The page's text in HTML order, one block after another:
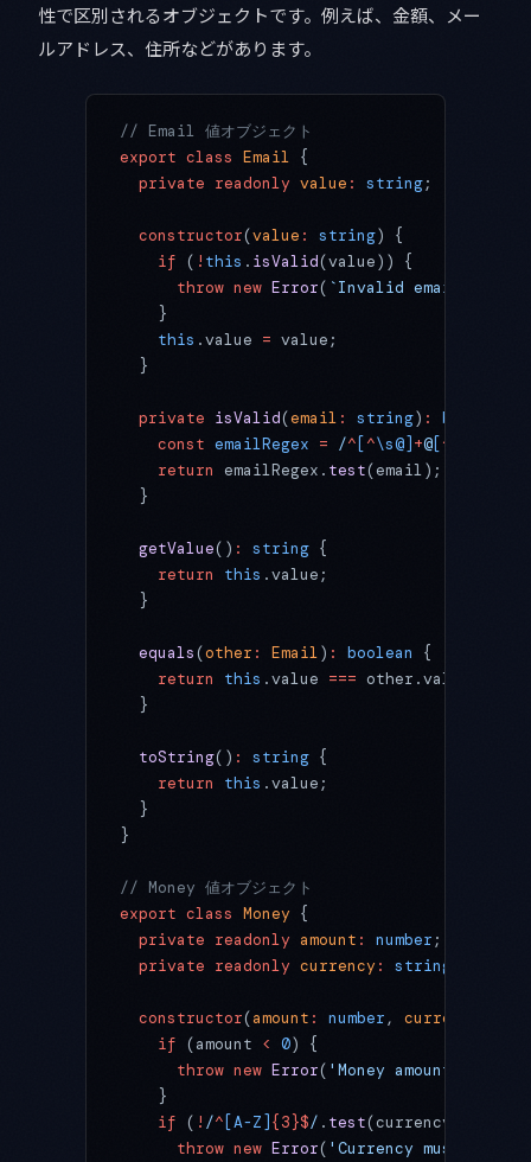
性で区別されるオブジェクトです。例えば、金額、メー
ルアドレス、住所などがあります。
// Email 値オブジェクト
export class Email {
  private
readonly value : string;
  constructor
(value : string) {
    if
( ! this . isValid(value)) {
      throw
new Error( `Invalid email
    }
    this
.value = value;
  }
  private
isValid(email : string) : boolean
    const
emailRegex = /^ [ ^\s@] +@[ ^
    return
emailRegex. test(email);
  }
  getValue
() : string {
    return
this .value;
  }
  equals
(other : Email) : boolean
{
    return
this .value === other.value;
  }
  toString
() : string {
    return
this .value;
  }
}
// Money 値オブジェクト
export class Money {
  private
readonly amount : number ;
  private
readonly currency: string
  constructor
(amount : number , currency
    if
(amount < 0) {
      throw
new Error( 'Money amount must
    }
    if
( ! /^ [A-Z] {3}$/ . test(currency)) {
      throw
new Error( 'Currency must be a